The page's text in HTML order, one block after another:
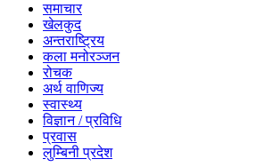
समाचार
खेलकुद
अन्तराष्ट्रिय
कला मनोरञ्जन
रोचक
अर्थ वाणिज्य
स्वास्थ्य
विज्ञान / प्रविधि
प्रवास
लुम्बिनी प्रदेश